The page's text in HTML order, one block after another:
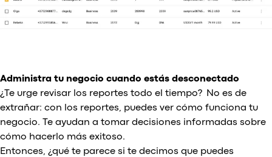
Administra tu negocio cuando estás desconectado
¿Te urge revisar los reportes todo el tiempo? No es de
extrañar: con los reportes, puedes ver cómo funciona tu
negocio. Te ayudan a tomar decisiones informadas sobre
cómo hacerlo más exitoso.
Entonces, ¿qué te parece si te decimos que puedes